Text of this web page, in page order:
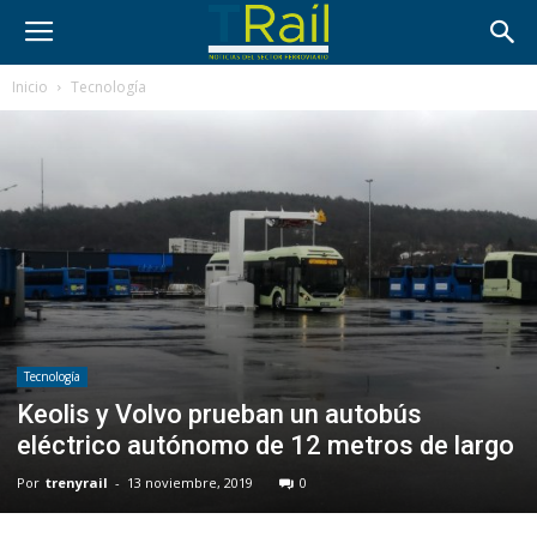
Inicio Tecnología
Tecnología
Keolis y Volvo prueban un autobús
eléctrico autónomo de 12 metros de largo
Por trenyrail - 13 noviembre, 2019 0